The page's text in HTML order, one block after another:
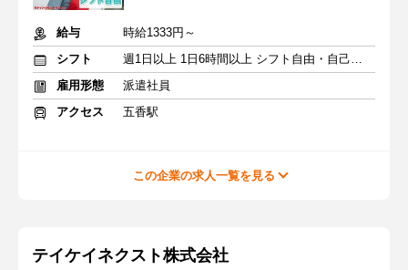
給与
時給1333円～
シフト
週1日以上 1日6時間以上 シフト自由・自己申告
雇用形態
派遣社員
アクセス
五香駅
この企業の求人一覧を見る
テイケイネクスト株式会社